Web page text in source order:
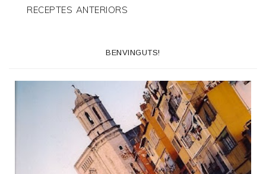
RECEPTES ANTERIORS
BENVINGUTS!